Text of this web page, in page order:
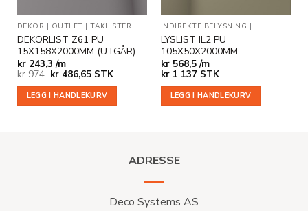
DEKOR | OUTLET |TAKLISTER | VEGG- OG DEKORLISTER
DEKORLIST Z61 PU
15X158X2000MM (UTGÅR)
kr243,3 /m
kr974 Opprinnelig
var:
kr 974.
kr486,65Nåværende
er:
kr 486,65.
STK
LEGG I HANDLEKURV
INDIREKTE BELYSNING | TAKLISTER
LYSLIST IL2 PU
105X50X2000MM
kr568,5 /m
kr1 137 STK
LEGG I HANDLEKURV
|TAKLISTER
ADRESSE
Deco Systems AS